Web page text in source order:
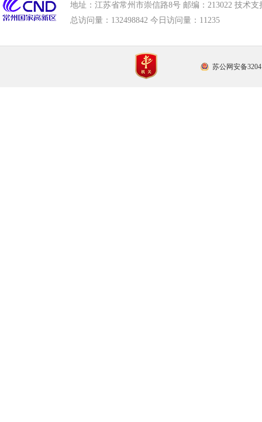
地址：江苏省常州市崇信路8号 邮编：213022 技术支
总访问量： 132498842 今日访问量： 11235
苏公网安备